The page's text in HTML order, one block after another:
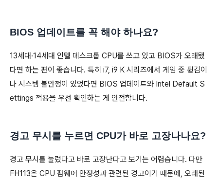
BIOS 업데이트를 꼭 해야 하나요?
13세대·14세대 인텔 데스크톱 CPU를 쓰고 있고 BIOS가 오래됐
다면 하는 편이 좋습니다. 특히 i7, i9 K 시리즈에서 게임 중 튕김이
나 시스템 불안정이 있었다면 BIOS 업데이트와 Intel Default S
ettings 적용을 우선 확인하는 게 안전합니다.
경고 무시를 누르면 CPU가 바로 고장나나요?
경고 무시를 눌렀다고 바로 고장난다고 보기는 어렵습니다. 다만
FH113은 CPU 펌웨어 안정성과 관련된 경고이기 때문에, 오래된